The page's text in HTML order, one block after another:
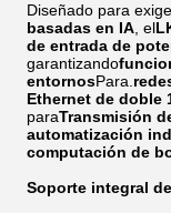
Diseñado para
basadas en IA , el
de entrada de
garantizando
entornosPara.
Ethernet de doble
paraTransmisión
automatización
computación de
Soporte integral